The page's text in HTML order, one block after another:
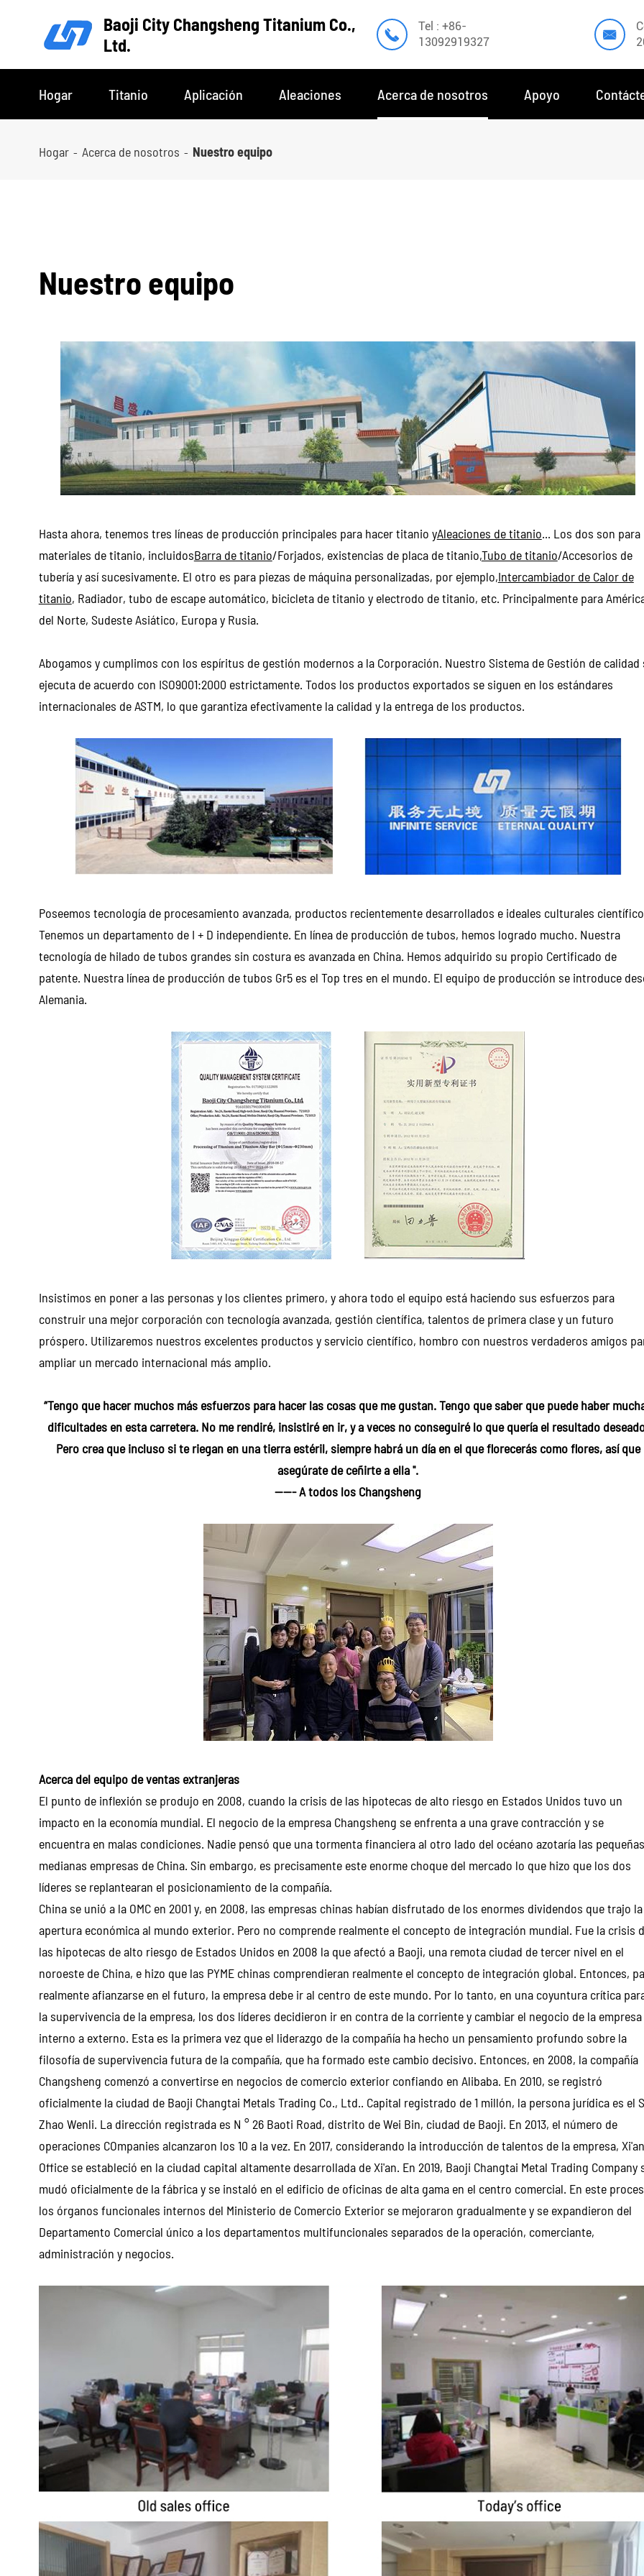
Baoji City Changsheng Titanium Co.,
Ltd.

Tel : +86-
13092919327

Hogar Titanio Aplicación Aleaciones Acerca de nosotros Apoyo
Hogar Acerca de nosotros Nuestro equipo
Nuestro equipo
Hasta ahora, tenemos tres líneas de producción principales para hacer titanio yAleaciones de titanio... Los dos son para
materiales de titanio, incluidosBarra de titanio/Forjados, existencias de placa de titanio,Tubo de titanio/Accesorios de
tubería y así sucesivamente. El otro es para piezas de máquina personalizadas, por ejemplo,Intercambiador de Calor de
titanio, Radiador, tubo de escape automático, bicicleta de titanio y electrodo de titanio, etc. Principalmente para
del Norte, Sudeste Asiático, Europa y Rusia.
Abogamos y cumplimos con los espíritus de gestión modernos a la Corporación. Nuestro Sistema de Gestión de calidad
ejecuta de acuerdo con ISO9001:2000 estrictamente. Todos los productos exportados se siguen en los estándares
internacionales de ASTM, lo que garantiza efectivamente la calidad y la entrega de los productos.
Poseemos tecnología de procesamiento avanzada, productos recientemente desarrollados e ideales culturales
Tenemos un departamento de I + D independiente. En línea de producción de tubos, hemos logrado mucho. Nuestra
tecnología de hilado de tubos grandes sin costura es avanzada en China. Hemos adquirido su propio Certificado de
patente. Nuestra línea de producción de tubos Gr5 es el Top tres en el mundo. El equipo de producción se introduce
Alemania.
Insistimos en poner a las personas y los clientes primero, y ahora todo el equipo está haciendo sus esfuerzos para
construir una mejor corporación con tecnología avanzada, gestión científica, talentos de primera clase y un futuro
próspero. Utilizaremos nuestros excelentes productos y servicio científico, hombro con nuestros verdaderos amigos
ampliar un mercado internacional más amplio.
“Tengo que hacer muchos más esfuerzos para hacer las cosas que me gustan. Tengo que saber que puede haber
dificultades en esta carretera. No me rendiré, insistiré en ir, y a veces no conseguiré lo que quería el resultado
Pero crea que incluso si te riegan en una tierra estéril, siempre habrá un día en el que florecerás como flores, así que
asegúrate de ceñirte a ella ''.
----- A todos los Changsheng
Acerca del equipo de ventas extranjeras
El punto de inflexión se produjo en 2008, cuando la crisis de las hipotecas de alto riesgo en Estados Unidos tuvo un
impacto en la economía mundial. El negocio de la empresa Changsheng se enfrenta a una grave contracción y se
encuentra en malas condiciones. Nadie pensó que una tormenta financiera al otro lado del océano azotaría las
medianas empresas de China. Sin embargo, es precisamente este enorme choque del mercado lo que hizo que los dos
líderes se replantearan el posicionamiento de la compañía.
China se unió a la OMC en 2001 y, en 2008, las empresas chinas habían disfrutado de los enormes dividendos que trajo la
apertura económica al mundo exterior. Pero no comprende realmente el concepto de integración mundial. Fue la crisis
las hipotecas de alto riesgo de Estados Unidos en 2008 la que afectó a Baoji, una remota ciudad de tercer nivel en el
noroeste de China, e hizo que las PYME chinas comprendieran realmente el concepto de integración global. Entonces,
realmente afianzarse en el futuro, la empresa debe ir al centro de este mundo. Por lo tanto, en una coyuntura crítica
la supervivencia de la empresa, los dos líderes decidieron ir en contra de la corriente y cambiar el negocio de la empresa
interno a externo. Esta es la primera vez que el liderazgo de la compañía ha hecho un pensamiento profundo sobre la
filosofía de supervivencia futura de la compañía, que ha formado este cambio decisivo. Entonces, en 2008, la compañía
Changsheng comenzó a convertirse en negocios de comercio exterior confiando en Alibaba. En 2010, se registró
oficialmente la ciudad de Baoji Changtai Metals Trading Co., Ltd.. Capital registrado de 1 millón, la persona jurídica es el
Zhao Wenli. La dirección registrada es N ° 26 Baoti Road, distrito de Wei Bin, ciudad de Baoji. En 2013, el número de
operaciones COmpanies alcanzaron los 10 a la vez. En 2017, considerando la introducción de talentos de la empresa, Xi'an
Office se estableció en la ciudad capital altamente desarrollada de Xi'an. En 2019, Baoji Changtai Metal Trading Company
mudó oficialmente de la fábrica y se instaló en el edificio de oficinas de alta gama en el centro comercial. En este
los órganos funcionales internos del Ministerio de Comercio Exterior se mejoraron gradualmente y se expandieron del
Departamento Comercial único a los departamentos multifuncionales separados de la operación, comerciante,
administración y negocios.